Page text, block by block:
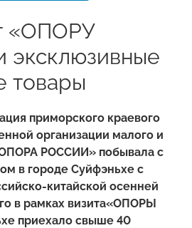
«ОПОРУ
товары
приморского краевого
организации малого и
РОССИИ» побывала с
в городе Суйфэньхе с
китайской осенней
в рамках визита«ОПОРЫ
приехало свыше 40